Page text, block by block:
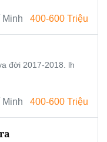
Minh 400-600 Triệu
đời 2017-2018. lh
Minh 400-600 Triệu